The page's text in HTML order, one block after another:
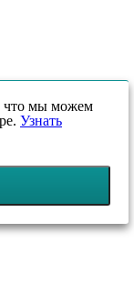
что мы можем
Узнать